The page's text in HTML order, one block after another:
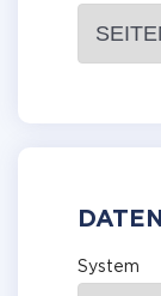
System